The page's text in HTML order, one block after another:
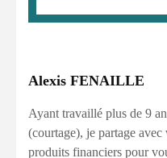
Alexis FENAILLE
Ayant travaillé plus de 9
(courtage), je partage
produits financiers pour